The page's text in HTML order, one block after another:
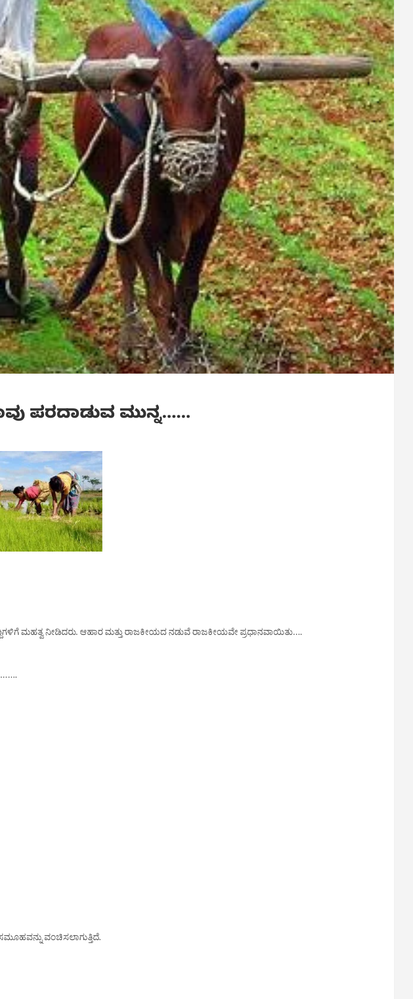
ಪರದಾಡುವ ಮುನ್ನ……
ಮಹತ್ವ ನೀಡಿದರು. ಆಹಾರ ಮತ್ತು ರಾಜಕೀಯದ ನಡುವೆ ರಾಜಕೀಯವೇ ಪ್ರಧಾನವಾಯಿತು….
ವಂಚಿಸಲಾಗುತ್ತಿದೆ.